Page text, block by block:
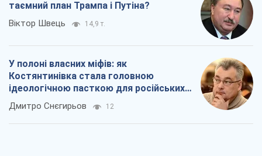
таємний план Трампа і Путіна?
Віктор Швець 14,9 т.
У полоні власних міфів: як
Костянтинівка стала головною
ідеологічною пасткою для російських
окупантів
Дмитро Снєгирьов 12